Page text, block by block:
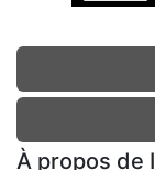
À propos de